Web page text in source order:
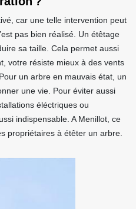
car une telle intervention peut
pas bien réalisé. Un étêtage
sa taille. Cela permet aussi
votre résiste mieux à des vents
un arbre en mauvais état, un
une vie. Pour éviter aussi
éléctriques ou
indispensable. A Menillot, ce
propriétaires à étêter un arbre.